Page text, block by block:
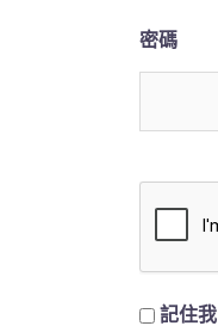
密碼
記住我